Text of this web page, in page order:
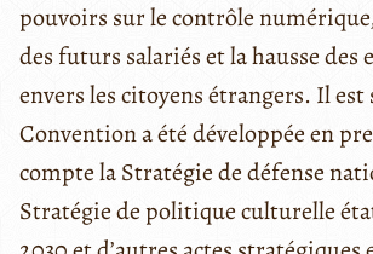
pouvoirs sur le contrôle
des futurs salariés et la hausse des
envers les citoyens étrangers. Il est
Convention a été développée en
compte la Stratégie de défense
Stratégie de politique culturelle